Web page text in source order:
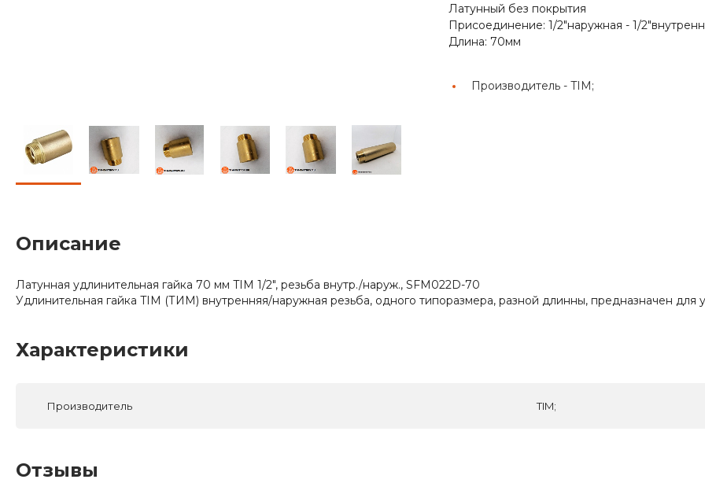
Латунный без покрытия
Присоединение: 1/2"наружная - 1/
Длина: 70мм
Производитель - TIM;
Описание
Латунная удлинительная гайка 70 мм TIM 1/2", резьба внутр./наруж., SFM022D-70
Удлинительная гайка TIM (ТИМ) внутренняя/наружная резьба, одного типоразмера, разной длинны, предназначен для
Характеристики
Производитель TIM;
Отзывы